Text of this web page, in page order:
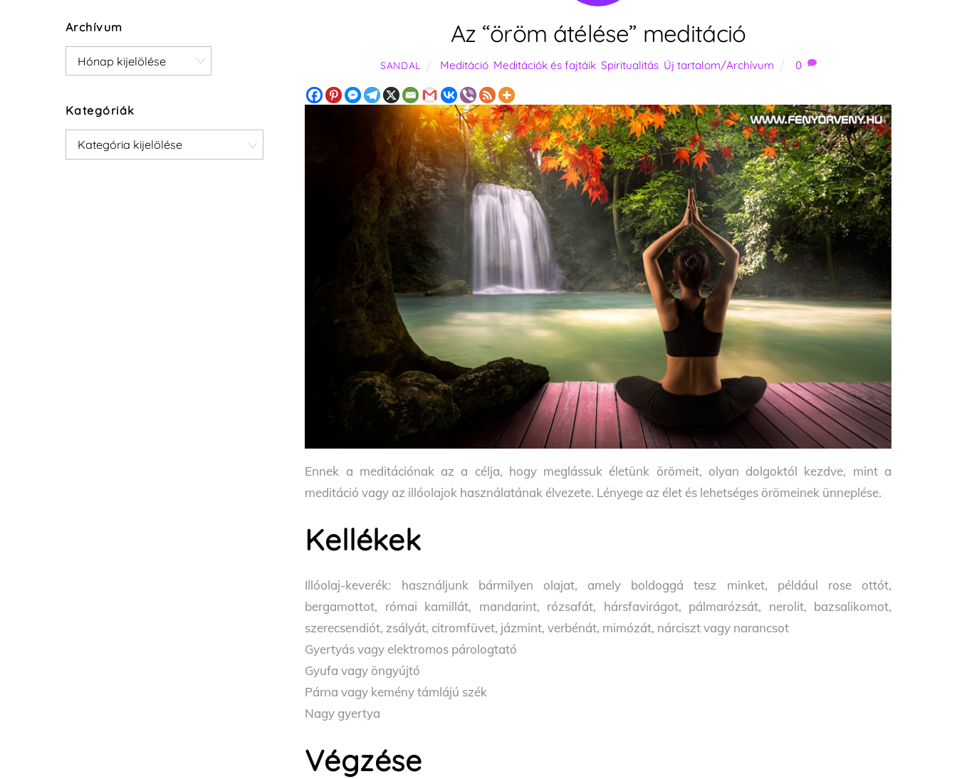
Az “öröm átélése” meditáció
SANDAL Meditáció, Meditációk és fajtáik, Spiritualitás, Új tartalom/Archívum 0
Ennek a meditációnak az a célja, hogy meglássuk életünk örömeit, olyan dolgoktól kezdve, mint a
meditáció vagy az illóolajok használatának élvezete. Lényege az élet és lehetséges örömeinek ünneplése.
Kellékek
Illóolaj-keverék: használjunk bármilyen olajat, amely boldoggá tesz minket, például rose ottót,
bergamottot, római kamillát, mandarint, rózsafát, hársfavirágot, pálmarózsát, nerolit, bazsalikomot,
szerecsendiót, zsályát, citromfüvet, jázmint, verbénát, mimózát, nárciszt vagy narancsot
Gyertyás vagy elektromos párologtató
Gyufa vagy öngyújtó
Párna vagy kemény támlájú szék
Nagy gyertya
Végzése
Archívum
Archívum
Kategóriák
Kategóriák